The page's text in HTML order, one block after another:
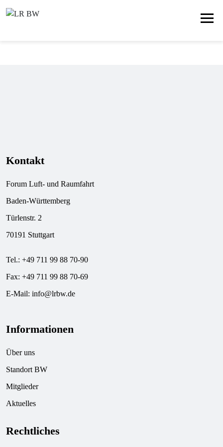
Kontakt
Forum Luft- und Raumfahrt
Baden-Württemberg
Türlenstr. 2
70191 Stuttgart
Tel.: +49 711 99 88 70-90
Fax: +49 711 99 88 70-69
E-Mail: info@lrbw.de
Informationen
Über uns
Standort BW
Mitglieder
Aktuelles
Rechtliches